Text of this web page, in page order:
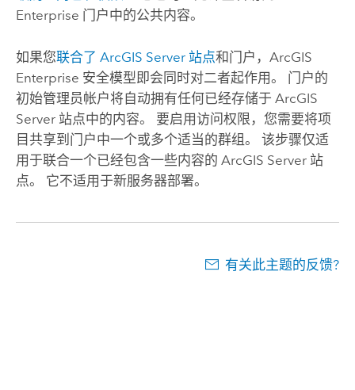
Enterprise 门户中的公共内容。
如果您联合了 ArcGIS Server站点和门户， ArcGIS
Enterprise 安全模型即会同时对二者起作用。 门户的
初始管理员帐户将自动拥有任何已经存储于 ArcGIS
Server站点中的内容。 要启用访问权限，您需要将项
目共享到门户中一个或多个适当的群组。 该步骤仅适
用于联合一个已经包含一些内容的 ArcGIS Server站
点。 它不适用于新服务器部署。
有关此主题的反馈?